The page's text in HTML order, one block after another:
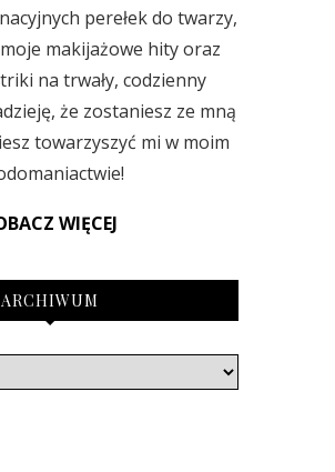
perełek do twarzy,
moje makijażowe hity oraz
na trwały, codzienny
że zostaniesz ze mną
towarzyszyć mi w moim
WIĘCEJ
ARCHIWUM